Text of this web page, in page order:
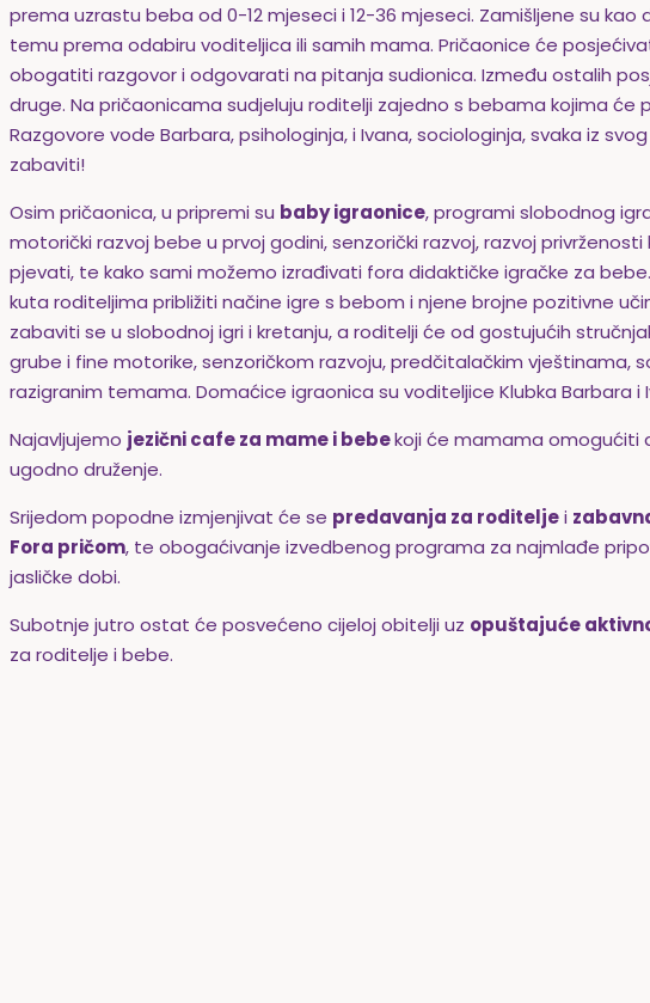
prema uzrastu beba od 0-12 mjeseci i 12-36 mjeseci. Zamišljene su
temu prema odabiru voditeljica ili samih mama. Pričaonice će
obogatiti razgovor i odgovarati na pitanja sudionica. Između ostalih
druge. Na pričaonicama sudjeluju roditelji zajedno s bebama kojima
Razgovore vode Barbara, psihologinja, i Ivana, sociologinja, svaka iz
zabaviti!
Osim pričaonica, u pripremi su baby igraonice, programi slobodnog
motorički razvoj bebe u prvoj godini, senzorički razvoj, razvoj
pjevati, te kako sami možemo izrađivati fora didaktičke igračke za
kuta roditeljima približiti načine igre s bebom i njene brojne pozitivne
zabaviti se u slobodnoj igri i kretanju, a roditelji će od gostujućih
grube i fine motorike, senzoričkom razvoju, predčitalačkim vještinama,
razigranim temama. Domaćice igraonica su voditeljice Klubka Barbara i
Najavljujemo jezični cafe za mame i bebekoji će mamama omogućiti
ugodno druženje.
Srijedom popodne izmjenjivat će se predavanja za roditeljei
Fora pričom, te obogaćivanje izvedbenog programa za najmlađe
jasličke dobi.
Subotnje jutro ostat će posvećeno cijeloj obitelji uz opuštajuće
za roditelje i bebe.